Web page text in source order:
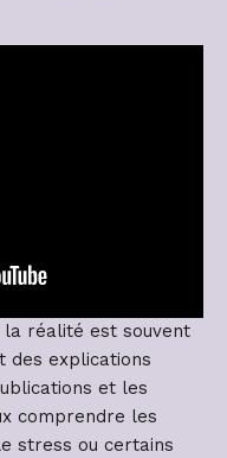
réalité est souvent
des explications
et les
comprendre les
stress ou certains